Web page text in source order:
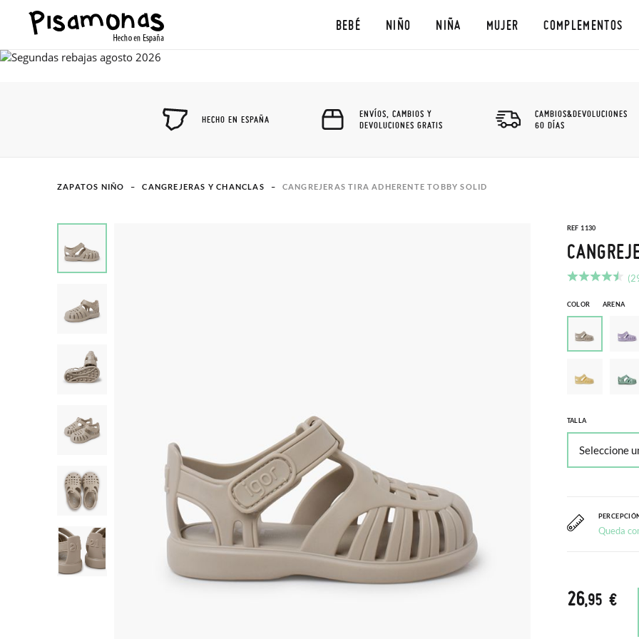
BEBÉ NIÑO NIÑA MUJER COMPLEMENTOS
HECHO EN ESPAÑA
ENVÍOS, CAMBIOS Y
DEVOLUCIONES GRATIS
CAMBIOS&DEVOLUCIONES
60 DÍAS
ZAPATOS NIÑO CANGREJERAS Y CHANCLAS CANGREJERAS TIRA ADHERENTE TOBBY SOLID
REF 1130
COLOR ARENA
TALLA
Queda
26,95 €